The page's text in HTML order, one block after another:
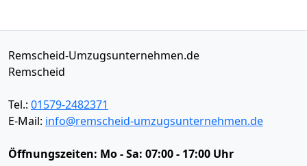
Remscheid-Umzugsunternehmen.de
Remscheid
Tel.: 01579-2482371
E-Mail: info@remscheid-umzugsunternehmen.de
Öffnungszeiten: Mo - Sa: 07:00 - 17:00 Uhr